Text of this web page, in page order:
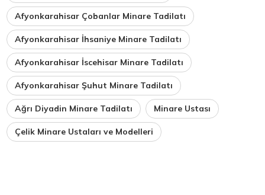
Afyonkarahisar Çobanlar Minare Tadilatı
Afyonkarahisar İhsaniye Minare Tadilatı
Afyonkarahisar İscehisar Minare Tadilatı
Afyonkarahisar Şuhut Minare Tadilatı
Ağrı Diyadin Minare Tadilatı Minare Ustası
Çelik Minare Ustaları ve Modelleri